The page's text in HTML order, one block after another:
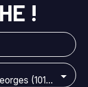
!
Vallant-Saint-Georges (10170)